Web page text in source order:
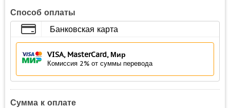
Способ оплаты
Банковская карта
VISA, MasterCard, Мир
Комиссия 2% от суммы перевода
Сумма к оплате